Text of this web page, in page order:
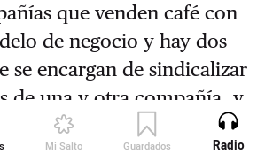
Mi Salto Guardados Revista
que venden café con
de negocio y hay dos
se encargan de sindicalizar
de una y otra compañía, y
que englobe a todos
Radio